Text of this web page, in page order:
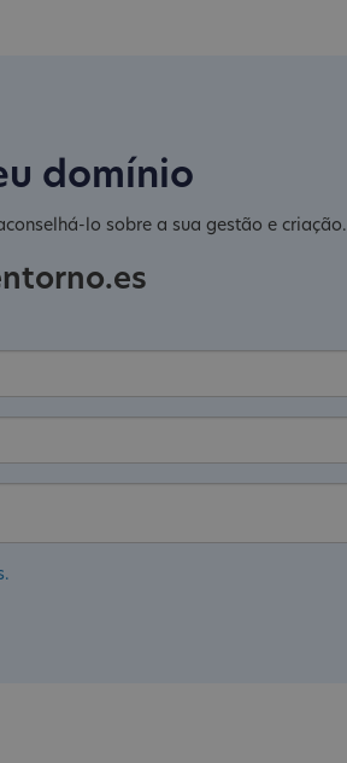
domínio
lo sobre a sua gestão e criação.